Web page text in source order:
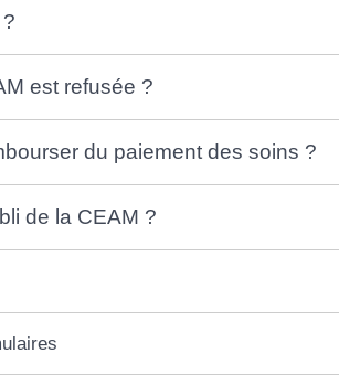
est refusée ?
du paiement des soins ?
de la CEAM ?